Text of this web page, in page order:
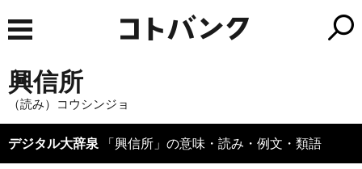
興信所
（読み）コウシンジョ
デジタル大辞泉 「興信所」の意味・読み・例文・類語